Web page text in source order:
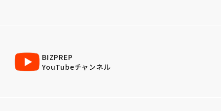
BIZPREP
YouTubeチャンネル